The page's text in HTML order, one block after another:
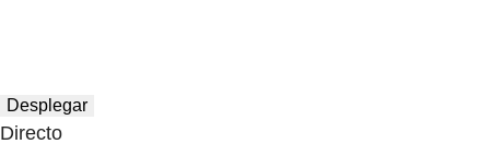
Desplegar
Directo